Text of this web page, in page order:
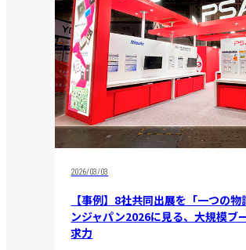
2026/03/03
【事例】8社共同出展を「一つの
ンジャパン2026に見る、大規模ブ
求力